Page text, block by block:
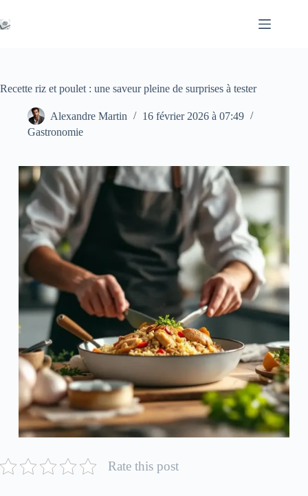
au
contenu
Recette riz et poulet : une saveur pleine de surprises à tester
Alexandre Martin
16 février 2026 à 07:49
Gastronomie
Rate this post